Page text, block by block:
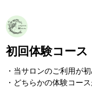
初回体験コース
・当サロンのご利用が
・どちらかの体験コー